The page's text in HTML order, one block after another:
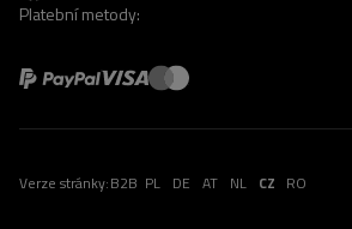
Platební metody:
Verze stránky:B2B PL DE AT NL CZ RO